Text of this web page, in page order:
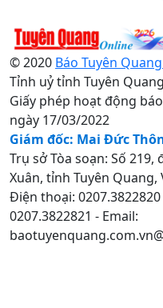
© 2020 Báo Tuyên
Tỉnh uỷ tỉnh Tuyên Quang
Giấy phép hoạt động
ngày 17/03/2022
Giám đốc: Mai Đức
Trụ sở Tòa soạn: Số
Xuân, tỉnh Tuyên Quang,
Điện thoại: 0207.3822820
0207.3822821 - Email: